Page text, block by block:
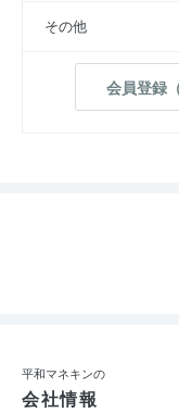
その他
会員登録
平和マネキンの
会社情報